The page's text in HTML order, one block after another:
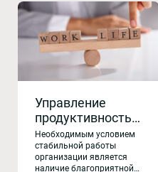
Управление
продуктивностью
сотрудников,
профилактика
эмоционального
Необходимым условием
стабильной работы
организации является
наличие благоприятной